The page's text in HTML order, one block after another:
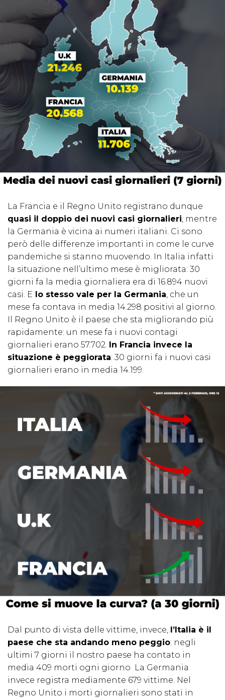
La Francia e il Regno Unito registrano dunque
quasi il doppio dei nuovi casi giornalieri, mentre
la Germania è vicina ai numeri italiani. Ci sono
però delle differenze importanti in come le curve
pandemiche si stanno muovendo. In Italia infatti
la situazione nell’ultimo mese è migliorata: 30
giorni fa la media giornaliera era di 16.894 nuovi
casi. E lo stesso vale per la Germania, che un
mese fa contava in media 14.298 positivi al giorno.
Il Regno Unito è il paese che sta migliorando più
rapidamente: un mese fa i nuovi contagi
giornalieri erano 57.702. In Francia invece la
situazione è peggiorata: 30 giorni fa i nuovi casi
giornalieri erano in media 14.199.
Dal punto di vista delle vittime, invece, l’Italia è il
paese che sta andando meno peggio: negli
ultimi 7 giorni il nostro paese ha contato in
media 409 morti ogni giorno La Germania
invece registra mediamente 679 vittime. Nel
Regno Unito i morti giornalieri sono stati in